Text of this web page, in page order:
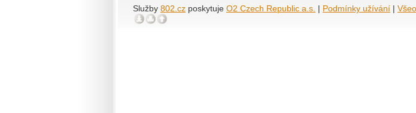
Služby 802.cz poskytuje O2 Czech Republic a.s. Podmínky užívání